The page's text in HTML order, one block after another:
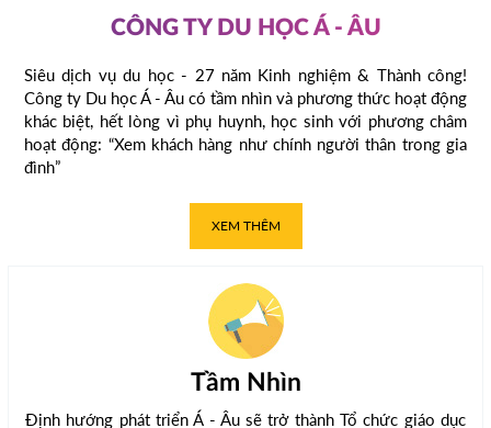
CÔNG TY DU HỌC Á - ÂU
Siêu dịch vụ du học - 27 năm Kinh nghiệm & Thành công!
Công ty Du học Á - Âu có tầm nhìn và phương thức hoạt động
khác biệt, hết lòng vì phụ huynh, học sinh với phương châm
hoạt động: “Xem khách hàng như chính người thân trong gia
đình”
XEM THÊM
Tầm Nhìn
Định hướng phát triển Á - Âu sẽ trở thành Tổ chức giáo dục